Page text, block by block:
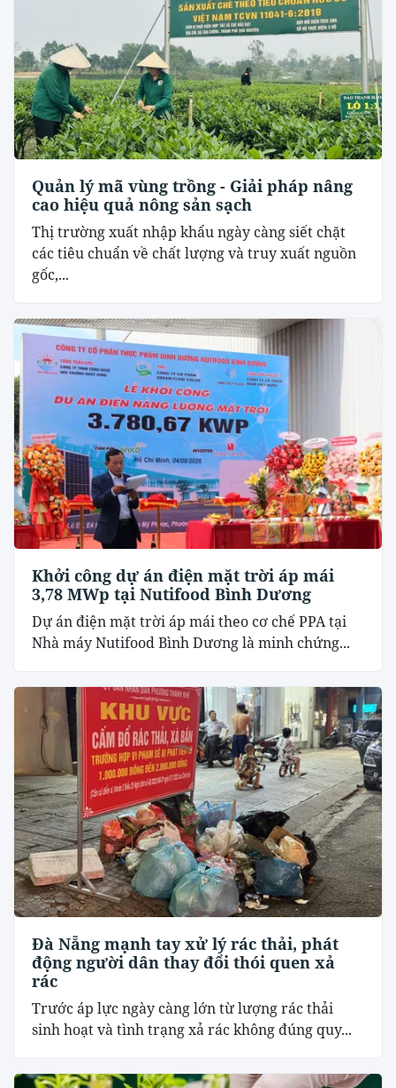
Quản lý mã vùng trồng - Giải pháp nâng
cao hiệu quả nông sản sạch
Thị trường xuất nhập khẩu ngày càng siết chặt
các tiêu chuẩn về chất lượng và truy xuất nguồn
gốc,...
Khởi công dự án điện mặt trời áp mái
3,78 MWp tại Nutifood Bình Dương
Dự án điện mặt trời áp mái theo cơ chế PPA tại
Nhà máy Nutifood Bình Dương là minh chứng...
Đà Nẵng mạnh tay xử lý rác thải, phát
động người dân thay đổi thói quen xả
rác
Trước áp lực ngày càng lớn từ lượng rác thải
sinh hoạt và tình trạng xả rác không đúng quy...